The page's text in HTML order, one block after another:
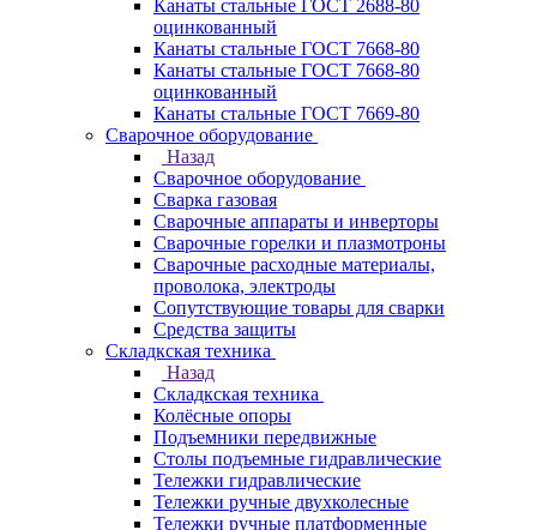
Канаты стальные ГОСТ 2688-80
оцинкованный
Канаты стальные ГОСТ 7668-80
Канаты стальные ГОСТ 7668-80
оцинкованный
Канаты стальные ГОСТ 7669-80
Сварочное оборудование
Назад
Сварочное оборудование
Сварка газовая
Сварочные аппараты и инверторы
Сварочные горелки и плазмотроны
Сварочные расходные материалы,
проволока, электроды
Сопутствующие товары для сварки
Средства защиты
Складкская техника
Назад
Складкская техника
Колёсные опоры
Подъемники передвижные
Столы подъемные гидравлические
Тележки гидравлические
Тележки ручные двухколесные
Тележки ручные платформенные